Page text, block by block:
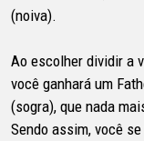
(noiva).
Ao escolher dividir a
você ganhará um
(sogra), que nada
Sendo assim, você